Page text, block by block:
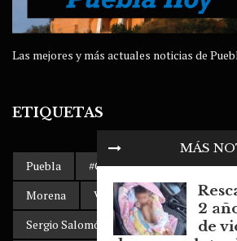
MÁS
2
de
Las mejores y más actuales noticias de
ETIQUETAS
Puebla #Gobierno de Puebla
Morena
Volkswagen Puebla
Sergio Salomón Céspedes
clima